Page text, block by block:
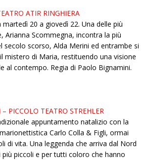
ATIR RINGHIERA
20 a giovedì 22. Una delle più
Arianna Scommegna, incontra la più
secolo scorso, Alda Merini ed entrambe si
mistero di Maria, restituendo una visione
al contempo. Regia di Paolo Bignamini.
PICCOLO TEATRO STREHLER
appuntamento natalizio con la
Carlo Colla & Figli, ormai
di vita. Una leggenda che arriva dal Nord
più piccoli e per tutti coloro che hanno